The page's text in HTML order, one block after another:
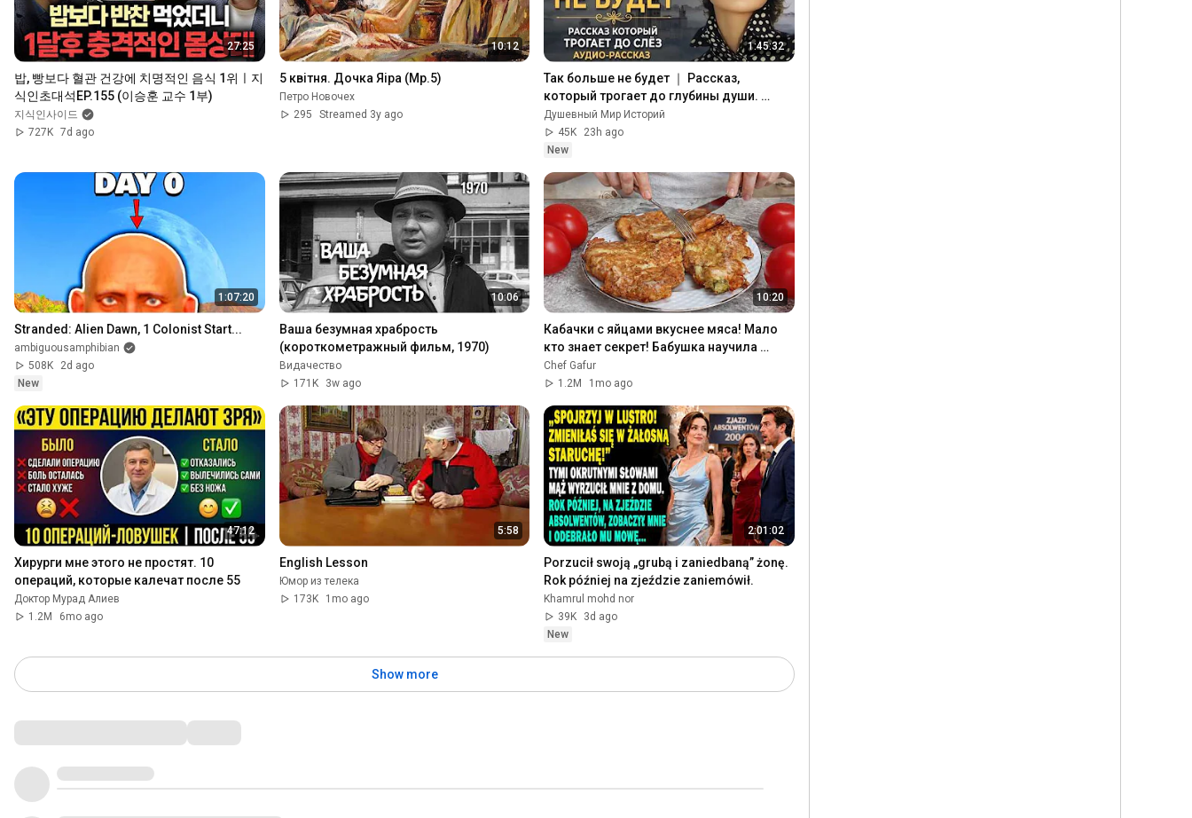
27:25
밥, 빵보다 혈관 건강에 치명적인 음식 1위ㅣ지
식인초대석EP.155 (이승훈 교수 1부)
지식인사이드
727K 7d ago
10:12
5 квітня. Дочка Яіра (Мр.5)
Петро Новочех
295
Streamed 3y ago
1:45:32
Так больше не будет ｜ Рассказ,
который трогает до глубины души.
Очень сильная история ｜ Аудиорассказ
Душевный Мир Историй
45K
23h ago
New
1:07:20
Stranded: Alien Dawn, 1 Colonist Start...
ambiguousamphibian
508K
2d ago
New
10:06
Ваша безумная храбрость
(короткометражный фильм, 1970)
Видачество
171K
3w ago
10:20
Кабачки с яйцами вкуснее мяса! Мало
кто знает секрет! Бабушка научила
готовить рецепт за 15 минут
Chef Gafur
1.2M
1mo ago
47:12
Хирурги мне этого не простят. 10
операций, которые калечат после 55
Доктор Мурад Алиев
1.2M
6mo ago
5:58
English Lesson
Юмор из телека
173K
1mo ago
2:01:02
Porzucił swoją „grubą i zaniedbaną” żonę.
Rok później na zjeździe zaniemówił.
Khamrul mohd nor
39K
3d ago
New
Show more